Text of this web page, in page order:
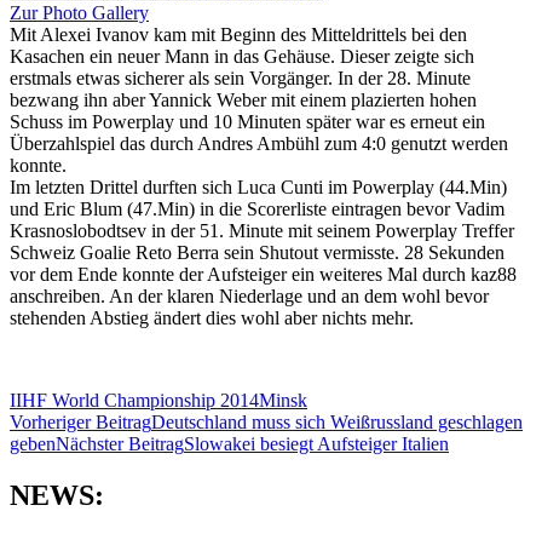
Zur Photo Gallery
Mit Alexei Ivanov kam mit Beginn des Mitteldrittels bei den
Kasachen ein neuer Mann in das Gehäuse. Dieser zeigte sich
erstmals etwas sicherer als sein Vorgänger. In der 28. Minute
bezwang ihn aber Yannick Weber mit einem plazierten hohen
Schuss im Powerplay und 10 Minuten später war es erneut ein
Überzahlspiel das durch Andres Ambühl zum 4:0 genutzt werden
konnte.
Im letzten Drittel durften sich Luca Cunti im Powerplay (44.Min)
und Eric Blum (47.Min) in die Scorerliste eintragen bevor Vadim
Krasnoslobodtsev in der 51. Minute mit seinem Powerplay Treffer
Schweiz Goalie Reto Berra sein Shutout vermisste. 28 Sekunden
vor dem Ende konnte der Aufsteiger ein weiteres Mal durch kaz88
anschreiben. An der klaren Niederlage und an dem wohl bevor
stehenden Abstieg ändert dies wohl aber nichts mehr.
IIHF World Championship 2014Minsk
Beitragsnavigation
Vorheriger BeitragDeutschland muss sich Weißrussland geschlagen
gebenNächster BeitragSlowakei besiegt Aufsteiger Italien
NEWS: